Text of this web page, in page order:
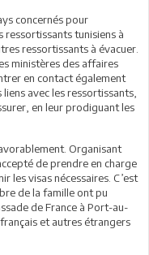
concernés pour
tunisiens à
ressortissants à évacuer.
ministères des affaires
en contact également
avec les ressortissants,
en leur prodiguant les
Organisant
de prendre en charge
les visas nécessaires. C’est
de la famille ont pu
de France à Port-au-
et autres étrangers